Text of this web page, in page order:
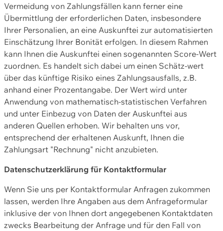
Vermeidung von Zahlungsfällen kann ferner eine
Übermittlung der erforderlichen Daten, insbesondere
Ihrer Personalien, an eine Auskunftei zur automatisierten
Einschätzung Ihrer Bonität erfolgen. In diesem Rahmen
kann Ihnen die Auskunftei einen sogenannten Score-Wert
zuordnen. Es handelt sich dabei um einen Schätz-wert
über das künftige Risiko eines Zahlungsausfalls, z.B.
anhand einer Prozentangabe. Der Wert wird unter
Anwendung von mathematisch-statistischen Verfahren
und unter Einbezug von Daten der Auskunftei aus
anderen Quellen erhoben. Wir behalten uns vor,
entsprechend der erhaltenen Auskunft, Ihnen die
Zahlungsart "Rechnung" nicht anzubieten.
Datenschutzerklärung für Kontaktformular
Wenn Sie uns per Kontaktformular Anfragen zukommen
lassen, werden Ihre Angaben aus dem Anfrageformular
inklusive der von Ihnen dort angegebenen Kontaktdaten
zwecks Bearbeitung der Anfrage und für den Fall von